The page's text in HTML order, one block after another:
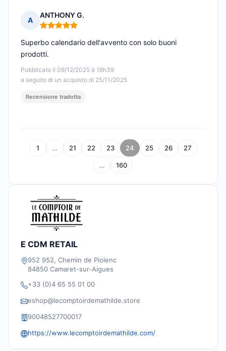
A
ANTHONY G.
Nota: 5 su 5
Pubblicato il 09/12/2025 à 18h39
a seguito di un acquisto di 25/11/2025
Superbo calendario dell'avvento con solo buoni
prodotti.
Recensione tradotta
1 … 21 22 23 24 25 26 27
… 160
E CDM RETAIL
952 952, Chemin de Piolenc
84850 Camaret-sur-Aigues
+33 (0)4 65 55 01 00
eshop@lecomptoirdemathilde.store
90048527700017
https://www.lecomptoirdemathilde.com/